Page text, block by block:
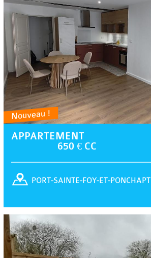
Nouveau !
APPARTEMENT
650 € CC
PORT-SAINTE-FOY-ET-PONCHAPT